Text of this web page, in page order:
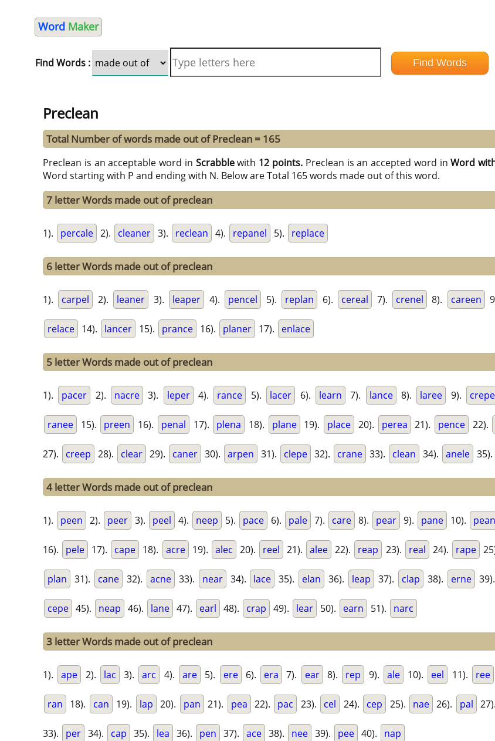
Word Maker
Find Words :
Preclean
Total Number of words made out of Preclean = 165
Preclean is an acceptable word in Scrabblewith 12 points. Preclean is an accepted word inWord
Word starting with P and ending with N. Below are Total 165 words made out of this word.
7 letter Words made out of preclean
1). percale 2). cleaner 3). reclean 4). repanel 5). replace
6 letter Words made out of preclean
1). carpel 2). leaner 3). leaper 4). pencel 5). replan 6). cereal 7). crenel 8). careen
relace 14). lancer 15). prance 16). planer 17). enlace
5 letter Words made out of preclean
1). pacer 2). nacre 3). leper 4). rance 5). lacer 6). learn 7). lance 8). laree 9). crepe
ranee 15). preen 16). penal 17). plena 18). plane 19). place 20). perea 21). pence 22).
27). creep 28). clear 29). caner 30). arpen 31). clepe 32). crane 33). clean 34). anele 35).
4 letter Words made out of preclean
1). peen 2). peer 3). peel 4). neep 5). pace 6). pale 7). care 8). pear 9). pane 10). pean
16). pele 17). cape 18). acre 19). alec 20). reel 21). alee 22). reap 23). real 24). rape
plan 31). cane 32). acne 33). near 34). lace 35). elan 36). leap 37). clap 38). erne 39).
cepe 45). neap 46). lane 47). earl 48). crap 49). lear 50). earn 51). narc
3 letter Words made out of preclean
1). ape 2). lac 3). arc 4). are 5). ere 6). era 7). ear 8). rep 9). ale 10). eel 11). ree
ran 18). can 19). lap 20). pan 21). pea 22). pac 23). cel 24). cep 25). nae 26). pal 27).
33). per 34). cap 35). lea 36). pen 37). ace 38). nee 39). pee 40). nap